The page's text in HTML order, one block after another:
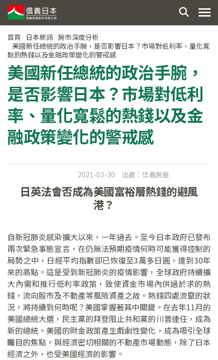
首頁 日本新訊 房市深度分析
美國新任總統的政治手腕，是否影響日本？市場對低利率、量化寬
鬆的熱錢以及金融政策變化的警戒感
美國新任總統的政治手腕，
是否影響日本？市場對低利
率、量化寬鬆的熱錢以及金
融政策變化的警戒感
2021-03-30 出處： 信義房屋
日英法會否成為美國富裕層熱錢的避風
港？
自新冠肺炎感染擴大以來，一年過去。至今日本政府已發布
兩次緊急事態宣言，在仍無法預期疫情何時可能獲得控制的
局勢之中，日經平均指數卻已恢復至3萬多日圓，達到30年
來的高點。這是受到新冠肺炎的疫情影響，全球政府持續擴
大內需和推行低利率政策，致使資金市場內供過於求的熱
錢，流向股市及不動產等風險資產之故。熱錢四處流竄的狀
況，將持續到何時呢？美國掌握著其中關鍵。在去年11月的
美國總統大選，民主黨的拜登阻止共和黨的川普連任，成為
新的總統。美國的財金政策產生戲劇性變化，成為吸引全球
矚目的焦點。與經濟密切相關的不動產市場動態，除了日本
經濟之外，也受美國經濟的影響。